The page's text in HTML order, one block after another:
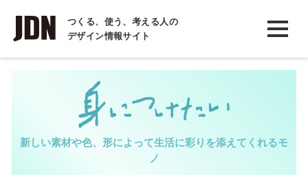
つくる、使う、考える人の
デザイン情報サイト
INTERVIEW
インタビュー
REPORT
COLUMN
コラム
新しい素材や色、形によって生活に彩りを添えてくれるモ
ノ